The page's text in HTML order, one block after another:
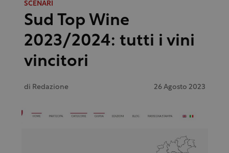
SCENARI
Sud Top Wine
2023/2024: tutti i vini
vincitori
di Redazione 26 Agosto 2023